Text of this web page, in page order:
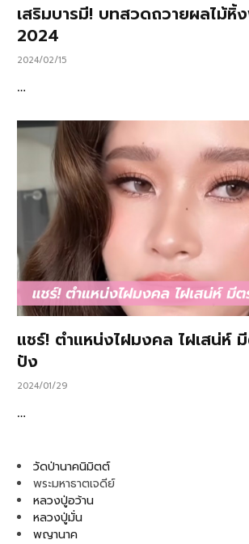
เสริมบารมี! บทสวดถวายผลไม้หิ้
2024
2024/02/15
…
แชร์! ตำแหน่งไฝมงคล ไฝเสน่ห์
ปัง
2024/01/29
…
วัดป่านาคนิมิตต์
พระมหาธาตเจดีย์
หลวงปู่อว้าน
หลวงปู่มั่น
พญานาค